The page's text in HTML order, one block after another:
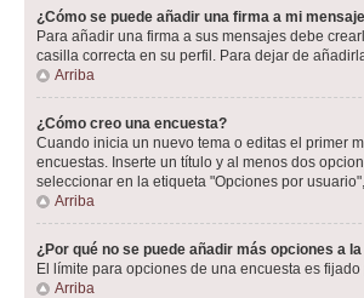
¿Cómo se puede añadir una firma a mi
Para añadir una firma a sus mensajes debe
casilla correcta en su perfil. Para dejar de
Arriba
¿Cómo creo una encuesta?
Cuando inicia un nuevo tema o editas el primer
encuestas. Inserte un título y al menos dos
seleccionar en la etiqueta "Opciones por
Arriba
¿Por qué no se puede añadir más opciones a
El límite para opciones de una encuesta es
Arriba